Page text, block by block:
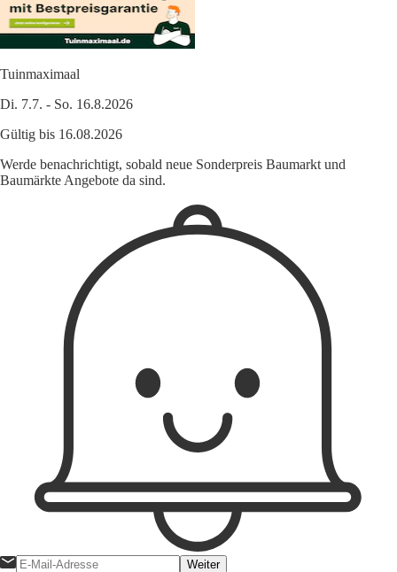
Tuinmaximaal
Di. 7.7. - So. 16.8.2026
Gültig bis 16.08.2026
Werde benachrichtigt, sobald neue Sonderpreis Baumarkt und
Baumärkte Angebote da sind.
Weiter